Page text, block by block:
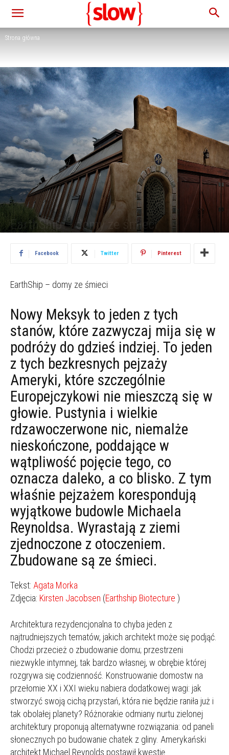
Strona główna
EarthShip – domy ze śmieci
Facebook
Twitter Pinterest
EarthShip – domy ze śmieci
Nowy Meksyk to jeden z tych
stanów, które zazwyczaj mija się w
podróży do gdzieś indziej. To jeden
z tych bezkresnych pejzaży
Ameryki, które szczególnie
Europejczykowi nie mieszczą się w
głowie. Pustynia i wielkie
rdzawoczerwone nic, niemalże
nieskończone, poddające w
wątpliwość pojęcie tego, co
oznacza daleko, a co blisko. Z tym
właśnie pejzażem korespondują
wyjątkowe budowle Michaela
Reynoldsa. Wyrastają z ziemi
zjednoczone z otoczeniem.
Zbudowane są ze śmieci.
Tekst: Agata Morka
Zdjęcia: Kirsten Jacobsen (Earthship Biotecture )
Architektura rezydencjonalna to chyba jeden z
najtrudniejszych tematów, jakich architekt może się podjąć.
Chodzi przecież o zbudowanie domu; przestrzeni
niezwykle intymnej, tak bardzo własnej, w obrębie której
rozgrywa się codzienność. Konstruowanie domostw na
przełomie XX i XXI wieku nabiera dodatkowej wagi: jak
stworzyć swoją cichą przystań, która nie będzie raniła już i
tak obolałej planety? Różnorakie odmiany nurtu zielonej
architektury proponują alternatywne rozwiązania: od paneli
słonecznych po budowanie chatek z gliny. Amerykański
architekt Michael Reynolds postawił kwestię